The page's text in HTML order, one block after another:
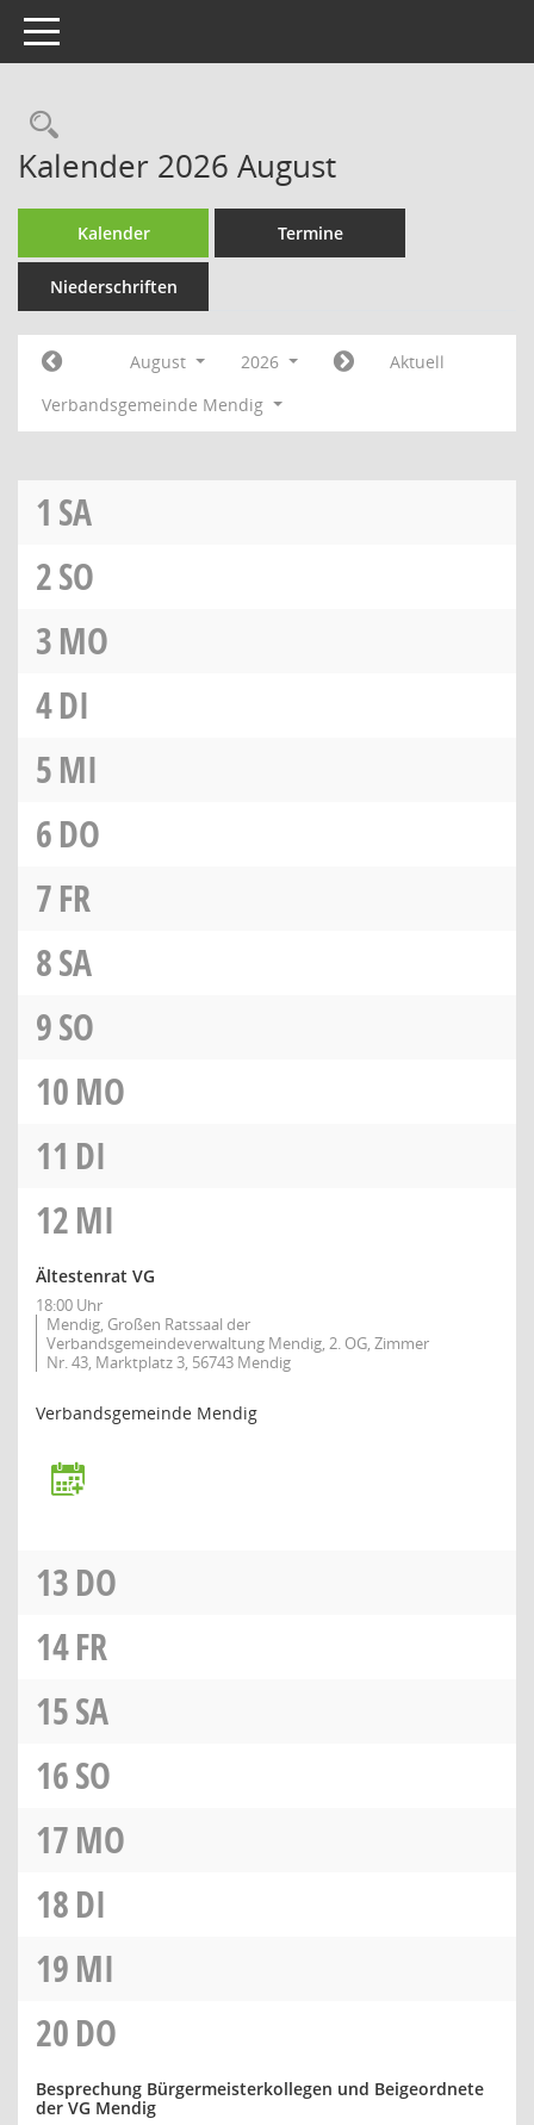
Toggle navigation
Rechercheauswahl
Kalender 2026 August
Kalender Termine
Niederschriften
August 2026
Aktuell
Verbandsgemeinde Mendig
1 SA
2SO
3MO
4DI
5MI
6DO
7FR
8SA
9SO
10MO
11 DI
12MI
Ältestenrat VG
18:00 Uhr
Mendig, Großen Ratssaal der
Verbandsgemeindeverwaltung Mendig, 2. OG, Zimmer
Nr. 43, Marktplatz 3, 56743 Mendig
Verbandsgemeinde Mendig
13DO
14FR
15SA
16SO
17MO
18DI
19MI
20DO
Besprechung Bürgermeisterkollegen und Beigeordnete
der VG Mendig